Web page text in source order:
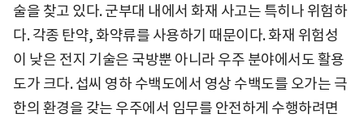
술을 찾고 있다. 군부대 내에서 화재 사고는 특히나 위험하
다. 각종 탄약, 화약류를 사용하기 때문이다. 화재 위험성
이 낮은 전지 기술은 국방뿐 아니라 우주 분야에서도 활용
도가 크다. 섭씨 영하 수백도에서 영상 수백도를 오가는 극
한의 환경을 갖는 우주에서 임무를 안전하게 수행하려면